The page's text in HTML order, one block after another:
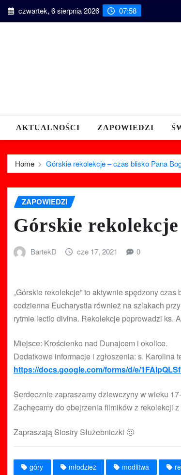
Skip czwartek, 6 sierpnia 2026 07:58
AKTUALNOŚCI ZAPOWIEDZI
Home Górskie rekolekcje – czas blisko Pana
ZAPOWIEDZI
Górskie
BartekD cze 17, 2021 0
„Górskie rekolekcje” to aktywnie spędzony
codzienna Eucharystia również na szlakach
rytmie lectio divina. Rekolekcje poprowadzi ks.
Miejsce: Krościenko nad Dunajcem i okolice.
Dodatkowe informacje i zgłoszenia: s. Karolina
https://docs.google.com/forms/d/e/
Serdecznie zapraszamy dziewczyny w wieku
Zachęcamy do obejrzenia filmików z rekolekcji
Zapraszają Siostry Służebniczki 🙂
góry młodzież modlitwa